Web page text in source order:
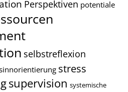
Perspektiven potentiale
selbstreflexion
stress
supervision systemische